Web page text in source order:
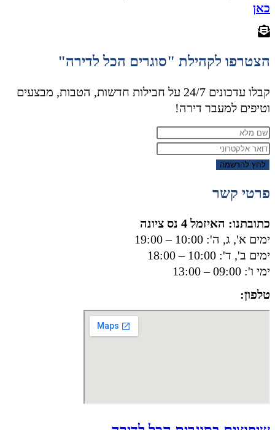
כאן
הצטרפו לקהילת "סוגרים הכל לדירה"
קבלו עדכונים 24/7 על חבילות חדשות, הטבות, מבצעים
וטיפים למעבר דירה!
לחץ להרשמה
פרטי קשר
כתובתנו: האיזמל 4 נס ציונה
ימים א', ג, ה': 10:00 – 19:00
ימים ב', ד': 10:00 – 18:00
ימי ו': 09:00 – 13:00
טלפון: